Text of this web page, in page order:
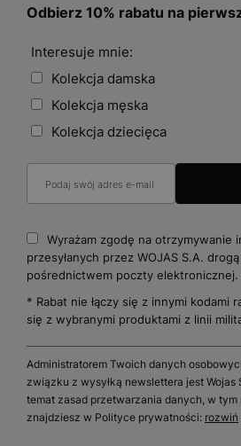
Odbierz 10% rabatu na
Interesuje mnie:
Kolekcja damska
Kolekcja męska
Kolekcja dziecięca
Wyrażam zgodę na otrzymywanie
przesyłanych przez WOJAS S.A.
pośrednictwem poczty elektronicznej.
* Rabat nie łączy się z innymi kodami
się z wybranymi produktami z linii
Administratorem Twoich danych
związku z wysyłką newslettera jest Wojas
temat zasad przetwarzania danych, w tym
znajdziesz w Polityce prywatności: rozwiń